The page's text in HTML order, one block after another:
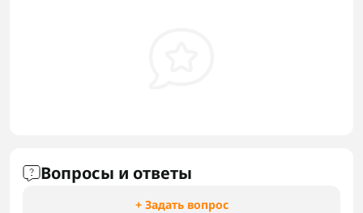
Вопросы и ответы
+ Задать вопрос